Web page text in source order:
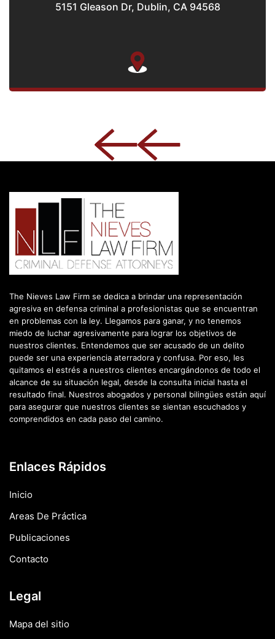
5151 Gleason Dr, Dublin, CA 94568
The Nieves Law Firm se dedica a brindar una representación
agresiva en defensa criminal a profesionistas que se encuentran
en problemas con la ley. Llegamos para ganar, y no tenemos
miedo de luchar agresivamente para lograr los objetivos de
nuestros clientes. Entendemos que ser acusado de un delito
puede ser una experiencia aterradora y confusa. Por eso, les
quitamos el estrés a nuestros clientes encargándonos de todo el
alcance de su situación legal, desde la consulta inicial hasta el
resultado final. Nuestros abogados y personal bilingües están aquí
para asegurar que nuestros clientes se sientan escuchados y
comprendidos en cada paso del camino.
Enlaces Rápidos
Inicio
Areas De Práctica
Publicaciones
Contacto
Legal
Mapa del sitio